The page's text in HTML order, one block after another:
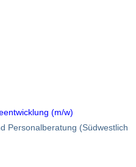
(m/w)
Personalberatung (Südwestlich